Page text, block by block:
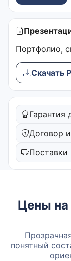
Портфолио,
Скачать
Гарантия
Договор
Поставки
Цены на
понятный